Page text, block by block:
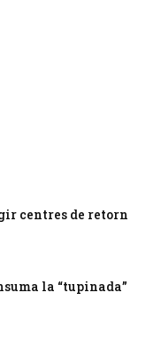
centres de retorn
la “tupinada”